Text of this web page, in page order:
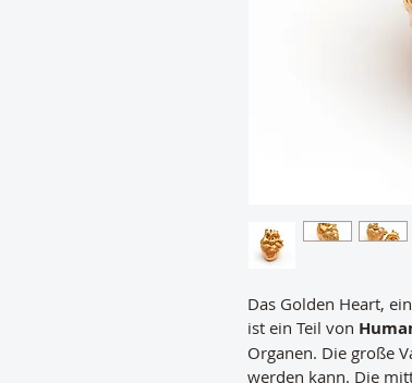
Das Golden Heart,
ist ein Teil von
Organen. Die große
werden kann. Die